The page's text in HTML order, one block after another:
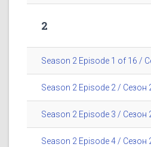
2
Season 2 Episode 1 of 16 /
Season 2 Episode 2 / Сезон
Season 2 Episode 3 / Сезон
Season 2 Episode 4 / Сезон